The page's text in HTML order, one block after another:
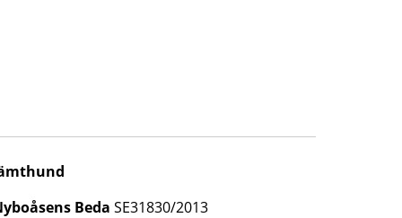
Beda SE31830/2013